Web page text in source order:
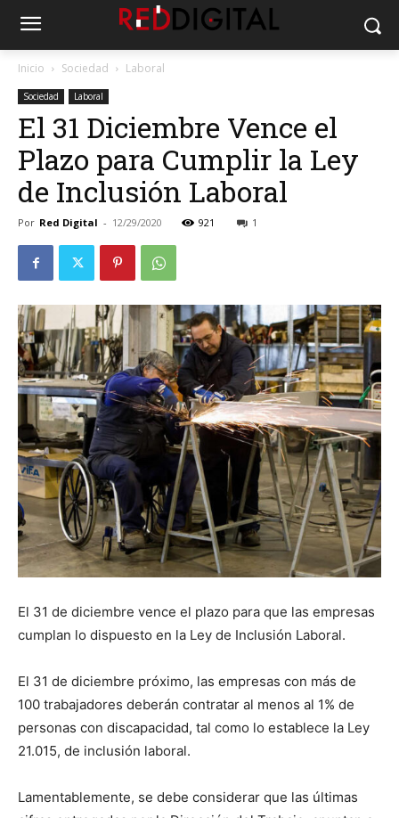
Inicio Sociedad Laboral
Sociedad Laboral
El 31 Diciembre Vence el
Plazo para Cumplir la Ley
de Inclusión Laboral
Por Red Digital - 12/29/2020 921 1
El 31 de diciembre vence el plazo para que las empresas
cumplan lo dispuesto en la Ley de Inclusión Laboral.
El 31 de diciembre próximo, las empresas con más de
100 trabajadores deberán contratar al menos al 1% de
personas con discapacidad, tal como lo establece la Ley
21.015, de inclusión laboral.
Lamentablemente, se debe considerar que las últimas